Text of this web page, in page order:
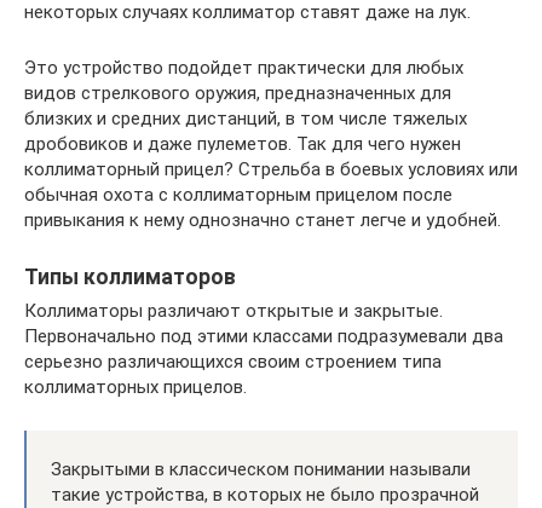
некоторых случаях коллиматор ставят даже на лук.
Это устройство подойдет практически для любых
видов стрелкового оружия, предназначенных для
близких и средних дистанций, в том числе тяжелых
дробовиков и даже пулеметов. Так для чего нужен
коллиматорный прицел? Стрельба в боевых условиях или
обычная охота с коллиматорным прицелом после
привыкания к нему однозначно станет легче и удобней.
Типы коллиматоров
Коллиматоры различают открытые и закрытые.
Первоначально под этими классами подразумевали два
серьезно различающихся своим строением типа
коллиматорных прицелов.
Закрытыми в классическом понимании называли
такие устройства, в которых не было прозрачной